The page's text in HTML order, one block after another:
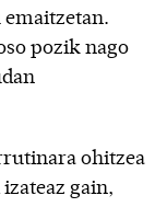
pozik nago
ohitzea
gain,